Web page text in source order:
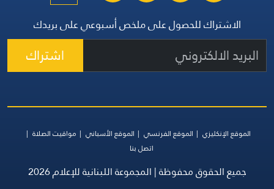
الاشتراك للحصول على ملخص أسبوعي على بريدك
اشتراك
الموقع الإنكليزي الموقع الفرنسي الموقع الأسباني
مواقيت الصلاة
اتصل بنا
جميع الحقوق محفوظة | المجموعة اللبنانية للإعلام 2026